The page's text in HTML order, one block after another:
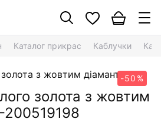
Каталог прикрас Каблучки
-50%
золота з жовтим
200519198